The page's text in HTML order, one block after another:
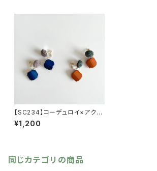
【SC234】コーデュロイ×アクリ
ルイヤリング【送料無料】イヤー
アクセ カラーイヤリング 秋
¥1,200
同じカテゴリの商品